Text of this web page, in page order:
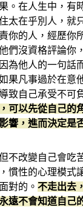
。在人生中，有
太在乎別人，就
你的人，經歷你
們沒資格評論你
為他人的一句話
果凡事過於在意
致自己承受不可
可以先從自己的
響，進而決定是
不改變自己會吃
慣性的心理模式
對的。 不走出去
遠不會知道自己